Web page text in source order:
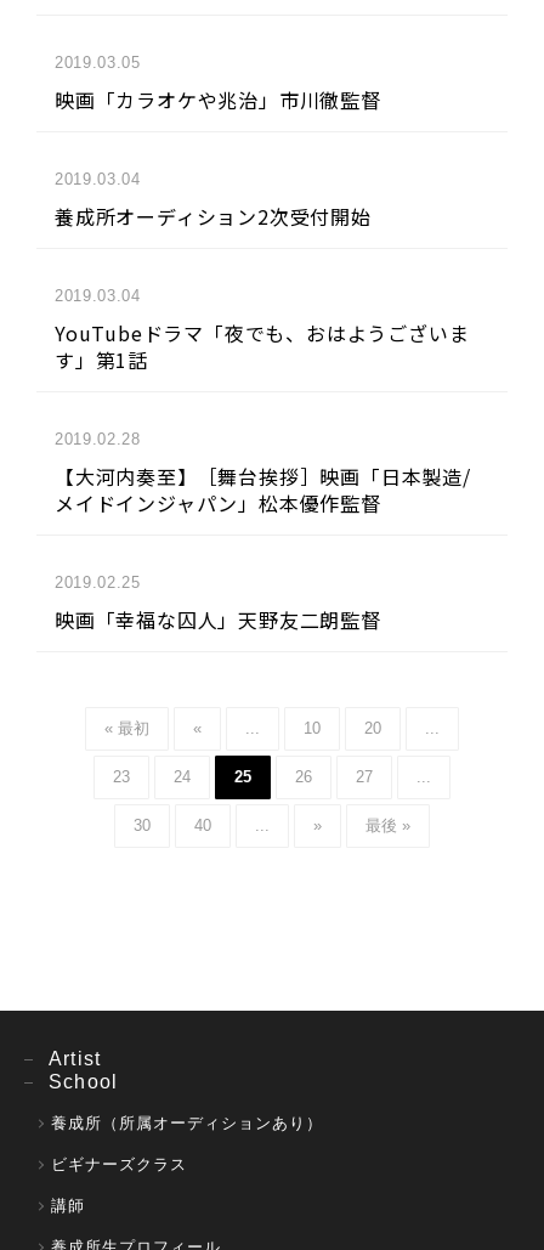
2019.03.05
映画「カラオケや兆治」市川徹監督
2019.03.04
養成所オーディション2次受付開始
2019.03.04
YouTubeドラマ「夜でも、おはようございま
す」第1話
2019.02.28
【大河内奏至】［舞台挨拶］映画「日本製造/
メイドインジャパン」松本優作監督
2019.02.25
映画「幸福な囚人」天野友二朗監督
« 最初 « ... 10 20 ...
23 24 25 26 27 ...
30 40 ... » 最後 »
Artist
School
養成所（所属オーディションあり）
ビギナーズクラス
講師